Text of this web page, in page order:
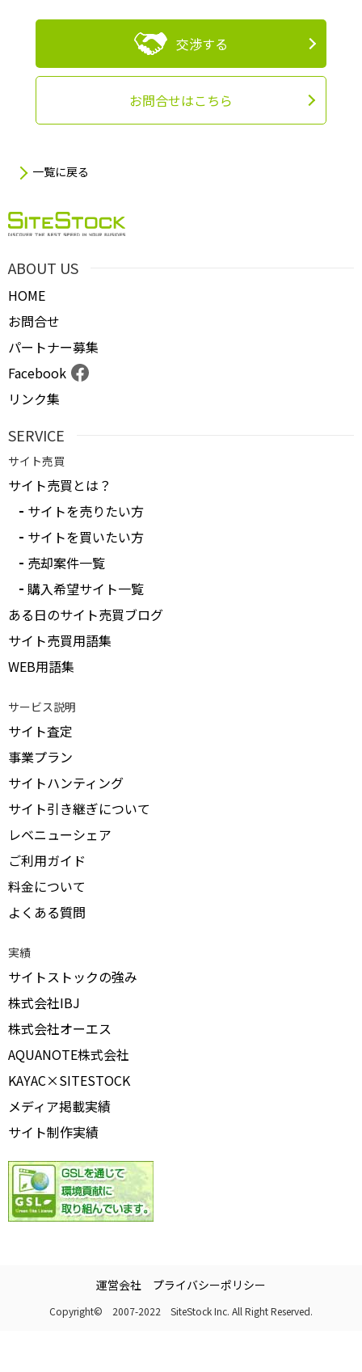
交渉する
お問合せはこちら
一覧に戻る
ABOUT US
HOME
お問合せ
パートナー募集
Facebook
リンク集
SERVICE
サイト売買
サイト売買とは？
サイトを売りたい方
サイトを買いたい方
売却案件一覧
購入希望サイト一覧
ある日のサイト売買ブログ
サイト売買用語集
WEB用語集
サービス説明
サイト査定
事業プラン
サイトハンティング
サイト引き継ぎについて
レベニューシェア
ご利用ガイド
料金について
よくある質問
実績
サイトストックの強み
株式会社IBJ
株式会社オーエス
AQUANOTE株式会社
KAYAC×SITESTOCK
メディア掲載実績
サイト制作実績
運営会社 プライバシーポリシー
Copyright© 2007-2022 SiteStock Inc. All Right Reserved.